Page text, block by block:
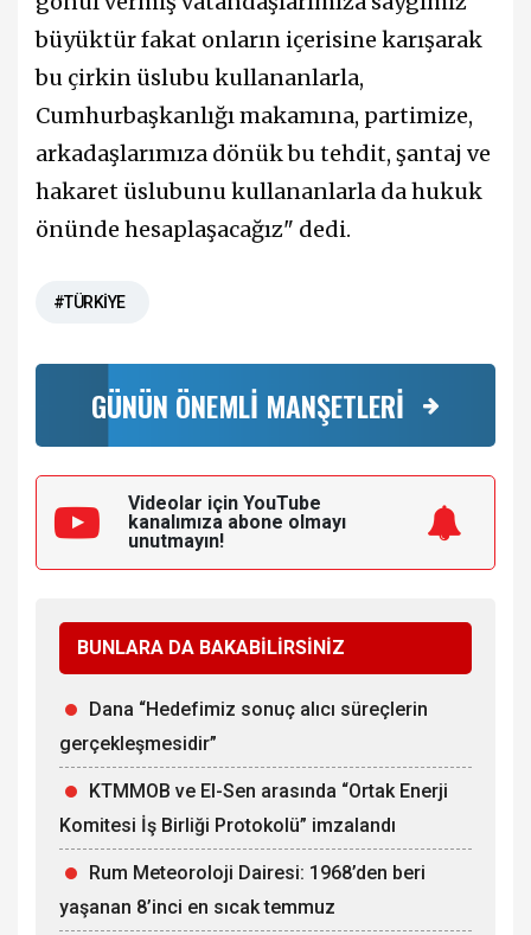
büyüktür fakat onların içerisine karışarak
bu çirkin üslubu kullananlarla,
Cumhurbaşkanlığı makamına, partimize,
arkadaşlarımıza dönük bu tehdit, şantaj ve
hakaret üslubunu kullananlarla da hukuk
önünde hesaplaşacağız" dedi.
#TÜRKİYE
GÜNÜN ÖNEMLİ MANŞETLERİ
Videolar için YouTube
kanalımıza abone olmayı
unutmayın!
BUNLARA DA BAKABİLİRSİNİZ
Dana “Hedefimiz sonuç alıcı süreçlerin
gerçekleşmesidir”
KTMMOB ve El-Sen arasında “Ortak Enerji
Komitesi İş Birliği Protokolü” imzalandı
Rum Meteoroloji Dairesi: 1968’den beri
yaşanan 8’inci en sıcak temmuz